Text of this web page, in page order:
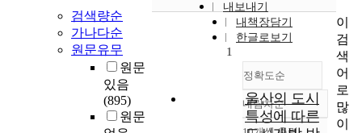
검색량순
가나다순
원문유무
원문
있음
(895)
원문
내보내기
내책장담기
한글로보기
정확도순
정확도
순
내림차순
1
울산의 도시
특성에 따른
이
검
색
어
로
많
이